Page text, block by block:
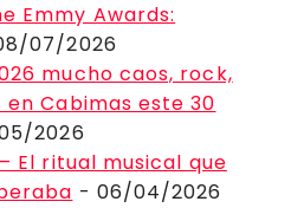
Emmy Awards:
07/2026
mucho caos, rock,
Cabimas este 30
2026
El ritual musical que
- 06/04/2026